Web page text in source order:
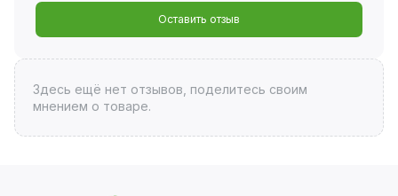
Оставить отзыв
Здесь ещё нет отзывов, поделитесь своим
мнением о товаре.